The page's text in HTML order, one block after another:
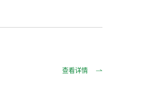
查看详情